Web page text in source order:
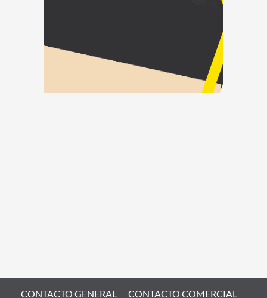
CONTACTO GENERAL CONTACTO COMERCIAL